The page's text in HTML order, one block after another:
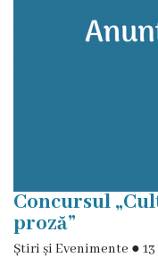
Ședințele
Consiliului
online
Transparență
Concursul
proză”
Știri și Evenimente ●